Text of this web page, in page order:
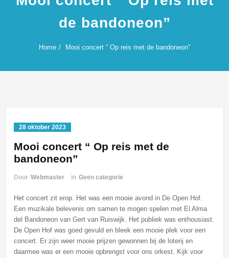
de bandoneon”
Home Mooi concert “ Op reis met de bandoneon”
28 oktober 2023
Mooi concert “ Op reis met de
bandoneon”
Door Webmaster in Geen categorie
Het concert zit erop. Het was een mooie avond in De Open Hof.
Een muzikale belevenis om samen te mogen spelen met El Alma
del Bandoneon van Gert van Ruiswijk. Het publiek was enthousiast.
De Open Hof was goed gevuld en bleek een mooie plek voor een
concert. Er zijn weer mooie prijzen gewonnen bij de loterij en
daarmee was er een mooie opbrengst voor ons orkest. Kijk voor